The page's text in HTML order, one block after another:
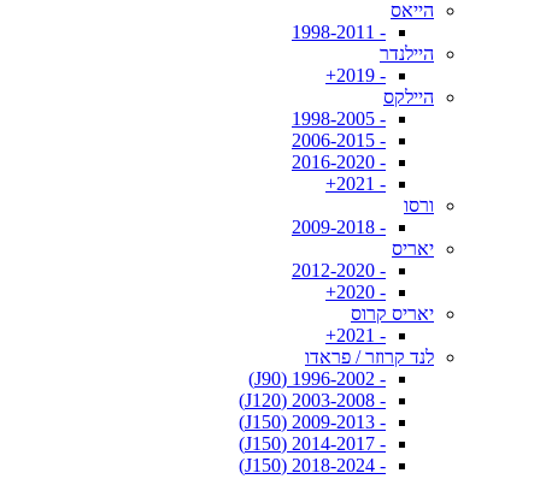
הייאס
- 1998-2011
היילנדר
- 2019+
היילקס
- 1998-2005
- 2006-2015
- 2016-2020
- 2021+
ורסו
- 2009-2018
יאריס
- 2012-2020
- 2020+
יאריס קרוס
- 2021+
לנד קרוזר / פראדו
- 1996-2002 (J90)
- 2003-2008 (J120)
- 2009-2013 (J150)
- 2014-2017 (J150)
- 2018-2024 (J150)